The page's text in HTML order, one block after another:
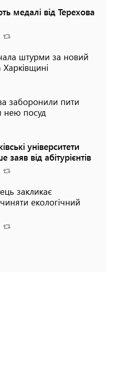
медалі від Терехова
штурми за новий
заборонили пити
нею посуд
університети
від абітурієнтів
закликає
екологічний